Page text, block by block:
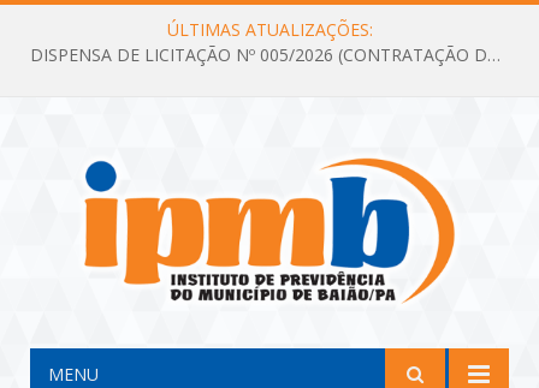
ÚLTIMAS ATUALIZAÇÕES:
DISPENSA DE LICITAÇÃO Nº 005/2026 (CONTRATAÇÃO DE SERVIÇOS TÉCNICOS DE CONSULTORIA E ASSESSORIA EM LICITAÇÃO COM ANÁLISE E ACOMPANHAMENTO DE PROCESSOS LICITATÓRIOS PARA ATENDER AS NECESSIDADES DO INSTITUTO DE PREVIDÊNCIA DO MUNICÍPIO DE BAIÃO – IPMB)
MENU